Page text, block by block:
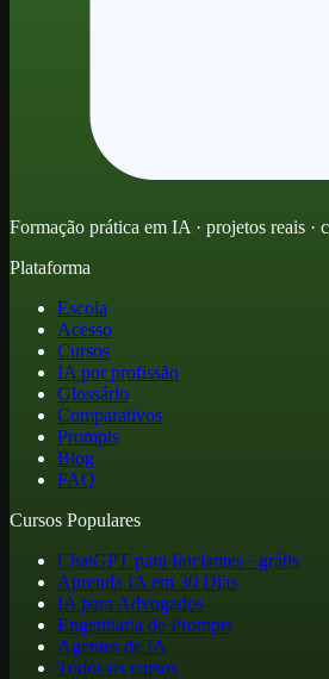
Formação prática em IA · projetos reais ·
Plataforma
Escola
Acesso
Cursos
IA por profissão
Glossário
Comparativos
Prompts
Blog
FAQ
Cursos Populares
ChatGPT para Iniciantes · grátis
Aprenda IA em 30 Dias
IA para Advogados
Engenharia de Prompts
Agentes de IA
Todos os cursos